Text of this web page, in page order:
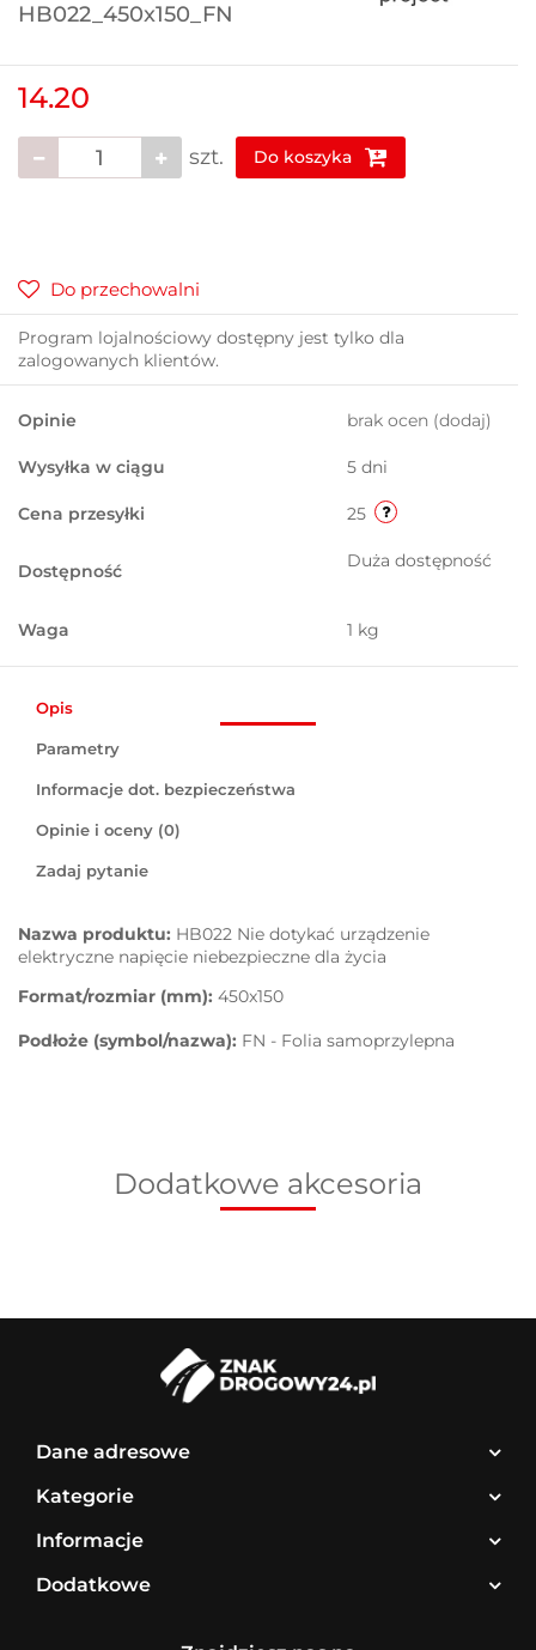
HB022_450x150_FN
14.20
szt. Do koszyka
Do przechowalni
Program lojalnościowy dostępny jest tylko dla
zalogowanych klientów.
Opinie brak ocen (dodaj)
Wysyłka w ciągu 5 dni
Cena przesyłki 25
Dostępność Duża dostępność
Waga 1 kg
Opis
Parametry
Informacje dot. bezpieczeństwa
Opinie i oceny (0)
Zadaj pytanie
Nazwa produktu: HB022 Nie dotykać urządzenie
elektryczne napięcie niebezpieczne dla życia
Format/rozmiar (mm): 450x150
Podłoże (symbol/nazwa): FN - Folia samoprzylepna
Dodatkowe akcesoria
Dane adresowe
Kategorie
Informacje
Dodatkowe